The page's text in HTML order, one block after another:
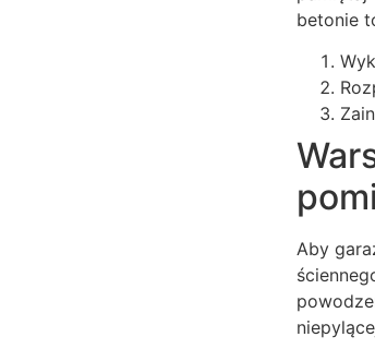
betonie
Aby